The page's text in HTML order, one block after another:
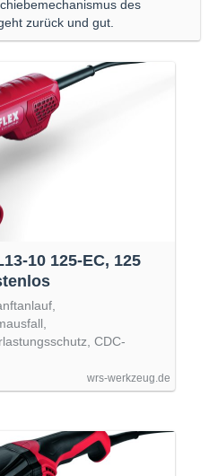
des
zurück und gut.
10 125-EC, 125
CDC-
wrs-werkzeug.de